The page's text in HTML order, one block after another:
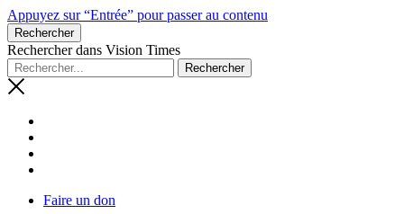
Appuyez sur “Entrée” pour passer au contenu
Rechercher
Rechercher dans Vision Times
Faire un don